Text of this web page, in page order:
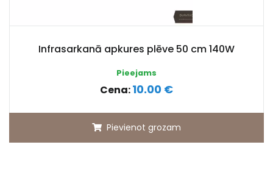
Infrasarkanā apkures plēve 50 cm 140W
Pieejams
Cena:10.00 €
Pievienot grozam